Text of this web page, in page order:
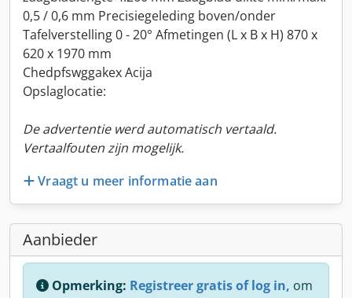
0,5 / 0,6 mm Precisiegeleding boven/onder
Tafelverstelling 0 - 20° Afmetingen (L x B x H) 870 x
620 x 1970 mm
Chedpfswggakex Acija
Opslaglocatie:
De advertentie werd automatisch vertaald.
Vertaalfouten zijn mogelijk.
Vraagt u meer informatie aan
Aanbieder
Opmerking: Registreer gratis of log in, om